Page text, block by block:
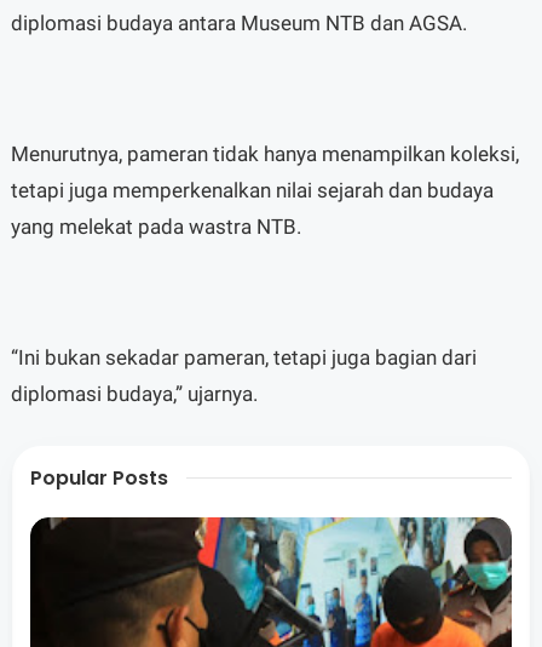
diplomasi budaya antara Museum NTB dan AGSA.
Menurutnya, pameran tidak hanya menampilkan koleksi,
tetapi juga memperkenalkan nilai sejarah dan budaya
yang melekat pada wastra NTB.
“Ini bukan sekadar pameran, tetapi juga bagian dari
diplomasi budaya,” ujarnya.
Pameran direncanakan mengusung tema Lombok dan
Bali, serta akan dirangkaikan dengan peluncuran buku
berjudul Two Islands, One Thread: Textiles of Lombok &
Bali. Dalam agenda tersebut, Museum NTB akan
Popular Posts